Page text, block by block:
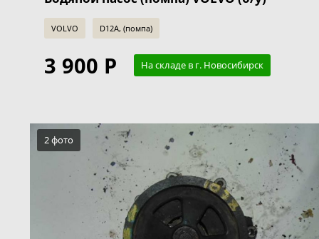
VOLVO D12A, (помпа)
3 900 Р На складе в г. Новосибирск
2 фото